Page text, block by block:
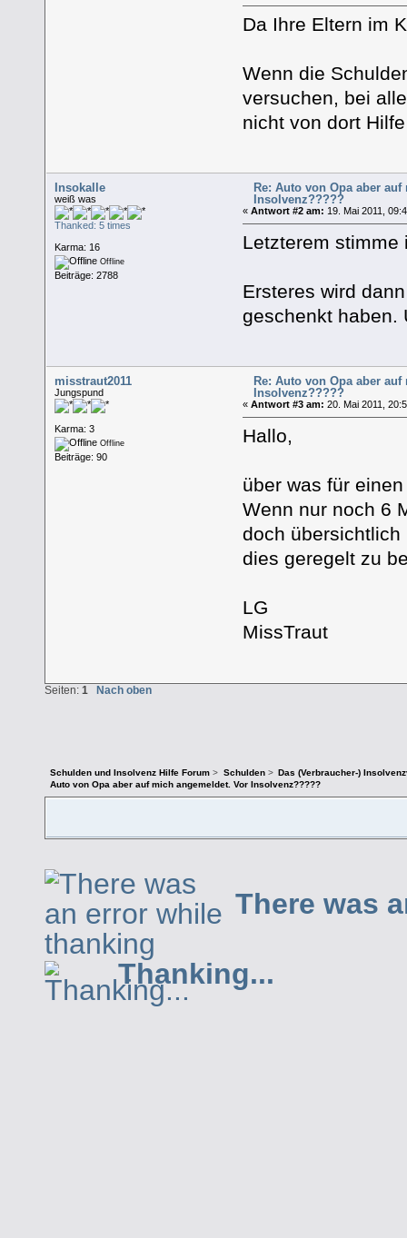
Da Ihre Eltern im
Wenn die
versuchen, bei
nicht von dort
Insokalle
weiß was
Thanked: 5 times
Karma: 16
Offline
Beiträge: 2788
Re: Auto von Opa aber
Insolvenz?????
« Antwort #2 am: 19. Mai 2011,
Letzterem stimme
Ersteres wird
geschenkt haben.
misstraut2011
Jungspund
Karma: 3
Offline
Beiträge: 90
Re: Auto von Opa aber
Insolvenz?????
« Antwort #3 am: 20. Mai 2011,
Hallo,
über was für
Wenn nur noch 6
doch
dies geregelt zu
LG
MissTraut
Seiten: 1 Nach oben
Schulden und Insolvenz Hilfe Forum > Schulden> Das (Verbraucher-)
Auto von Opa aber auf mich angemeldet. Vor Insolvenz?????
There was
Thanking...